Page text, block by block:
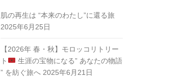
肌の再生は “本来のわたし”に還る旅
2025年6月25日
【2026年 春・秋】モロッコリトリー
ト
生涯の宝物になる” あなたの物語
” を紡ぐ旅へ 2025年6月21日